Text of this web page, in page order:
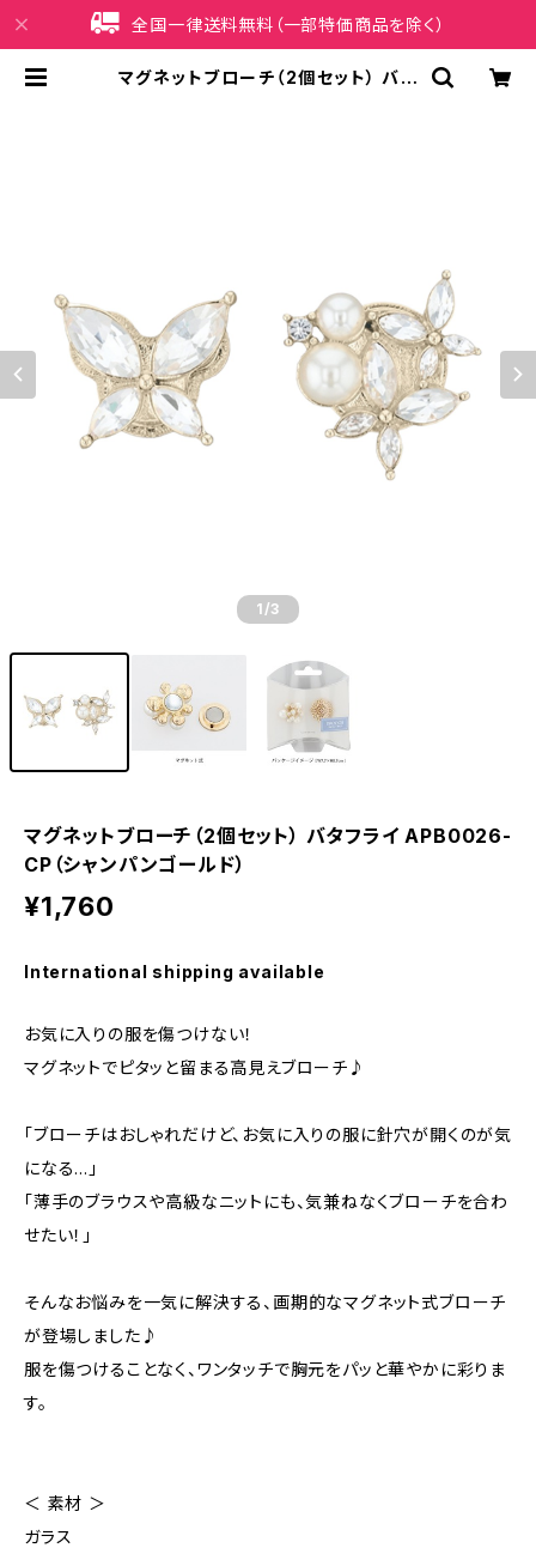
全国一律送料無料（一部特価商品を除く）
マグネットブローチ（2個セット） バタ
1 /3
マグネットブローチ（2個セット） バタフライ APB0026-
CP（シャンパンゴールド）
¥1,760
International shipping available
お気に入りの服を傷つけない！
マグネットでピタッと留まる高見えブローチ♪
「ブローチはおしゃれだけど、お気に入りの服に針穴が開くのが気
になる…」
「薄手のブラウスや高級なニットにも、気兼ねなくブローチを合わ
せたい！」
そんなお悩みを一気に解決する、画期的なマグネット式ブローチ
が登場しました♪
服を傷つけることなく、ワンタッチで胸元をパッと華やかに彩りま
す。
＜ 素材 ＞
ガラス